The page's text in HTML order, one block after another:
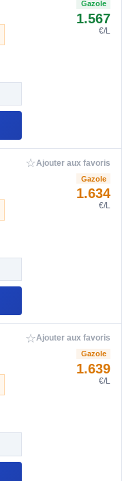
Gazole
1.567
€/L
☆Ajouter aux favoris
Gazole
1.634
€/L
☆Ajouter aux favoris
Gazole
1.639
€/L